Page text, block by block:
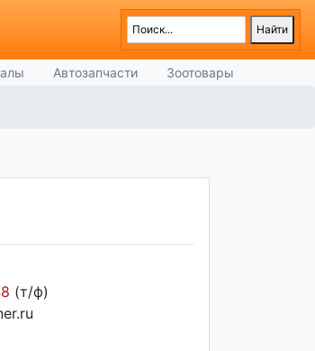
Автозапчасти Зоотовары
(т/ф)